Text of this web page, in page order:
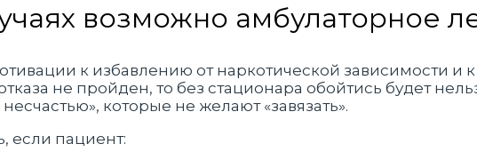
возможно амбулаторное
к избавлению от наркотической зависимости и
не пройден, то без стационара обойтись будет
которые не желают «завязать».
если пациент: